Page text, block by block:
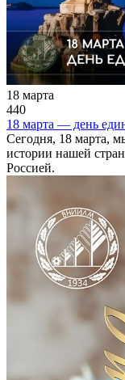
18 марта
440
18 марта — день
Сегодня, 18 марта,
истории нашей
Россией.